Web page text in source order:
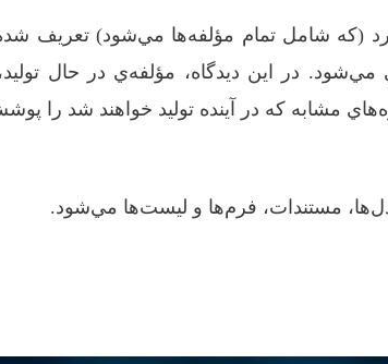
(که شامل تمام مؤلفه‌ها مي‌شود) تعريف شده
مي‌شود. در اين ديدگاه، مؤلفه‌ي در حال
مشابه که در آينده توليد خواهند شد را
مستندات، فرم‌ها و ليست‌ها مي‌شود.